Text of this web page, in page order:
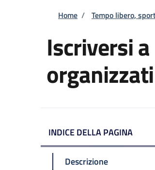
Briciole di
Home / Tempo libero,
Iscriversi
INDICE DELLA PAGINA
Descrizione